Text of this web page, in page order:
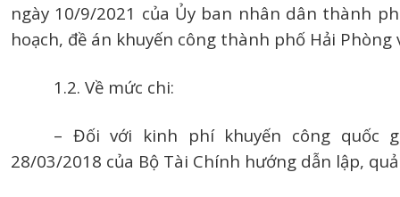
ngày 10/9/2021 của Ủy ban nhân dân thành
hoạch, đề án khuyến công thành phố Hải
1.2. Về mức chi:
– Đối với kinh phí khuyến công quốc
28/03/2018 của Bộ Tài Chính hướng dẫn lập,